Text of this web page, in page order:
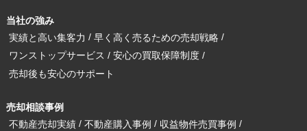
札幌市
当社の強み
実績と高い集客力
早く高く売るための売却戦略
ワンストップサービス
安心の買取保障制度
売却後も安心のサポート
売却相談事例
不動産売却実績
不動産購入事例
収益物件売買事例